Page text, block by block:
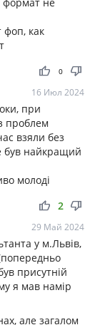
фоп, как
thumb_up thumb_down
0
16 Июл 2024
при
проблем
взяли без
був найкращий
молоді
thumb_up thumb_down
2
29 Май 2024
у м.Львів,
присутній
я мав намір
але загалом